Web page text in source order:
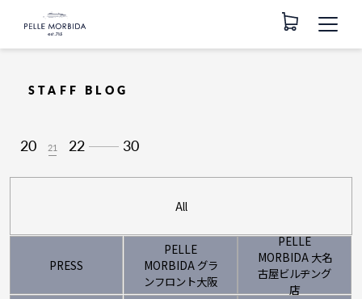
STAFF BLOG
20 21 22 30
All
PRESS
PELLE
MORBIDA グラ
ンフロント大阪
PELLE
MORBIDA 大名
古屋ビルヂング
店